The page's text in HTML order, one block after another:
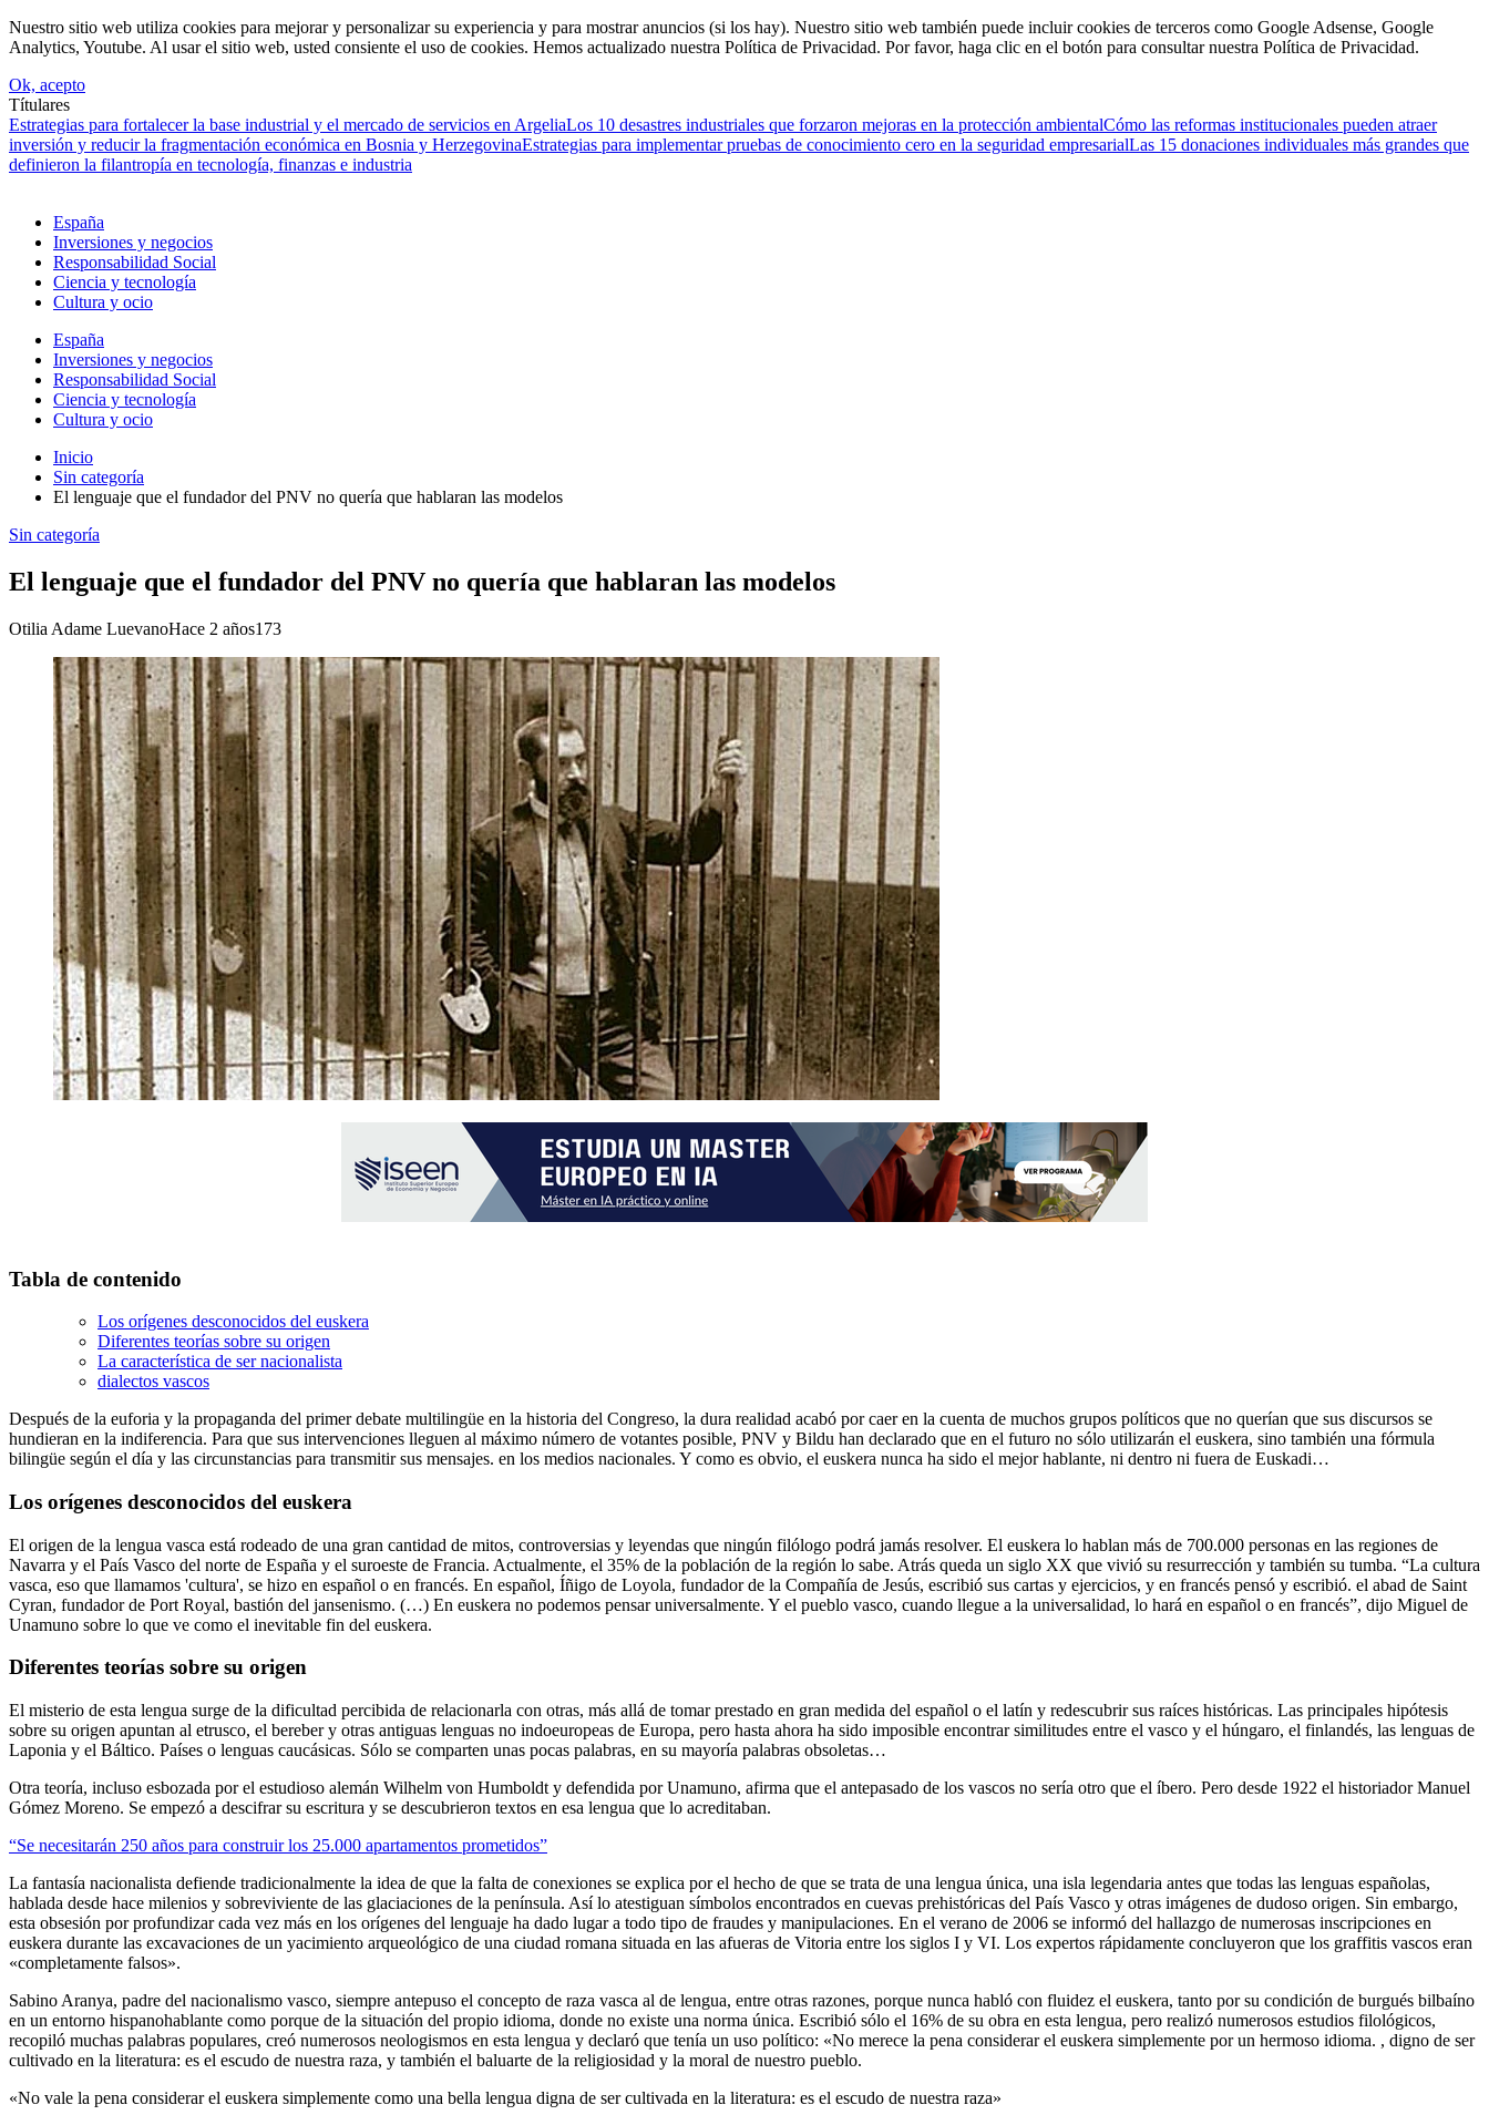
Nuestro sitio web utiliza cookies para mejorar y personalizar su experiencia y para mostrar anuncios (si los hay). Nuestro sitio web también puede incluir cookies de terceros como Google Adsense, Google
Analytics, Youtube. Al usar el sitio web, usted consiente el uso de cookies. Hemos actualizado nuestra Política de Privacidad. Por favor, haga clic en el botón para consultar nuestra Política de Privacidad.
Ok, acepto
Títulares
Estrategias para fortalecer la base industrial y el mercado de servicios en ArgeliaLos 10 desastres industriales que forzaron mejoras en la protección ambientalCómo las reformas institucionales pueden atraer
inversión y reducir la fragmentación económica en Bosnia y HerzegovinaEstrategias para implementar pruebas de conocimiento cero en la seguridad empresarialLas 15 donaciones individuales más grandes que
definieron la filantropía en tecnología, finanzas e industria
España
Inversiones y negocios
Responsabilidad Social
Ciencia y tecnología
Cultura y ocio
España
Inversiones y negocios
Responsabilidad Social
Ciencia y tecnología
Cultura y ocio
Inicio
Sin categoría
El lenguaje que el fundador del PNV no quería que hablaran las modelos
Sin categoría
El lenguaje que el fundador del PNV no quería que hablaran las modelos
Otilia Adame LuevanoHace 2 años173
Tabla de contenido
Los orígenes desconocidos del euskera
Diferentes teorías sobre su origen
La característica de ser nacionalista
dialectos vascos
Después de la euforia y la propaganda del primer debate multilingüe en la historia del Congreso, la dura realidad acabó por caer en la cuenta de muchos grupos políticos que no querían que sus discursos se
hundieran en la indiferencia. Para que sus intervenciones lleguen al máximo número de votantes posible, PNV y Bildu han declarado que en el futuro no sólo utilizarán el euskera, sino también una fórmula
bilingüe según el día y las circunstancias para transmitir sus mensajes. en los medios nacionales. Y como es obvio, el euskera nunca ha sido el mejor hablante, ni dentro ni fuera de Euskadi…
Los orígenes desconocidos del euskera
El origen de la lengua vasca está rodeado de una gran cantidad de mitos, controversias y leyendas que ningún filólogo podrá jamás resolver. El euskera lo hablan más de 700.000 personas en las regiones de
Navarra y el País Vasco del norte de España y el suroeste de Francia. Actualmente, el 35% de la población de la región lo sabe. Atrás queda un siglo XX que vivió su resurrección y también su tumba. “La cultura
vasca, eso que llamamos 'cultura', se hizo en español o en francés. En español, Íñigo de Loyola, fundador de la Compañía de Jesús, escribió sus cartas y ejercicios, y en francés pensó y escribió. el abad de Saint
Cyran, fundador de Port Royal, bastión del jansenismo. (…) En euskera no podemos pensar universalmente. Y el pueblo vasco, cuando llegue a la universalidad, lo hará en español o en francés”, dijo Miguel de
Unamuno sobre lo que ve como el inevitable fin del euskera.
Diferentes teorías sobre su origen
El misterio de esta lengua surge de la dificultad percibida de relacionarla con otras, más allá de tomar prestado en gran medida del español o el latín y redescubrir sus raíces históricas. Las principales hipótesis
sobre su origen apuntan al etrusco, el bereber y otras antiguas lenguas no indoeuropeas de Europa, pero hasta ahora ha sido imposible encontrar similitudes entre el vasco y el húngaro, el finlandés, las lenguas de
Laponia y el Báltico. Países o lenguas caucásicas. Sólo se comparten unas pocas palabras, en su mayoría palabras obsoletas…
Otra teoría, incluso esbozada por el estudioso alemán Wilhelm von Humboldt y defendida por Unamuno, afirma que el antepasado de los vascos no sería otro que el íbero. Pero desde 1922 el historiador Manuel
Gómez Moreno. Se empezó a descifrar su escritura y se descubrieron textos en esa lengua que lo acreditaban.
“Se necesitarán 250 años para construir los 25.000 apartamentos prometidos”
La fantasía nacionalista defiende tradicionalmente la idea de que la falta de conexiones se explica por el hecho de que se trata de una lengua única, una isla legendaria antes que todas las lenguas españolas,
hablada desde hace milenios y sobreviviente de las glaciaciones de la península. Así lo atestiguan símbolos encontrados en cuevas prehistóricas del País Vasco y otras imágenes de dudoso origen. Sin embargo,
esta obsesión por profundizar cada vez más en los orígenes del lenguaje ha dado lugar a todo tipo de fraudes y manipulaciones. En el verano de 2006 se informó del hallazgo de numerosas inscripciones en
euskera durante las excavaciones de un yacimiento arqueológico de una ciudad romana situada en las afueras de Vitoria entre los siglos I y VI. Los expertos rápidamente concluyeron que los graffitis vascos eran
«completamente falsos».
Sabino Aranya, padre del nacionalismo vasco, siempre antepuso el concepto de raza vasca al de lengua, entre otras razones, porque nunca habló con fluidez el euskera, tanto por su condición de burgués bilbaíno
en un entorno hispanohablante como porque de la situación del propio idioma, donde no existe una norma única. Escribió sólo el 16% de su obra en esta lengua, pero realizó numerosos estudios filológicos,
recopiló muchas palabras populares, creó numerosos neologismos en esta lengua y declaró que tenía un uso político: «No merece la pena considerar el euskera simplemente por un hermoso idioma. , digno de ser
cultivado en la literatura: es el escudo de nuestra raza, y también el baluarte de la religiosidad y la moral de nuestro pueblo.
«No vale la pena considerar el euskera simplemente como una bella lengua digna de ser cultivada en la literatura: es el escudo de nuestra raza»